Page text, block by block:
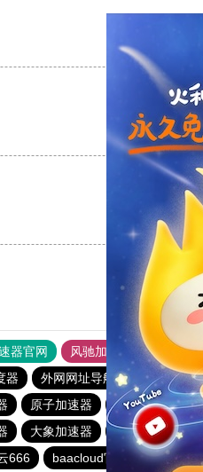
器官网 风驰加速器
旋风加
器 外网网址导航 软件中心
原子加速器 小猫咪crash加
大象加速器 ghelper 白
666 baacloud官网 极风加速